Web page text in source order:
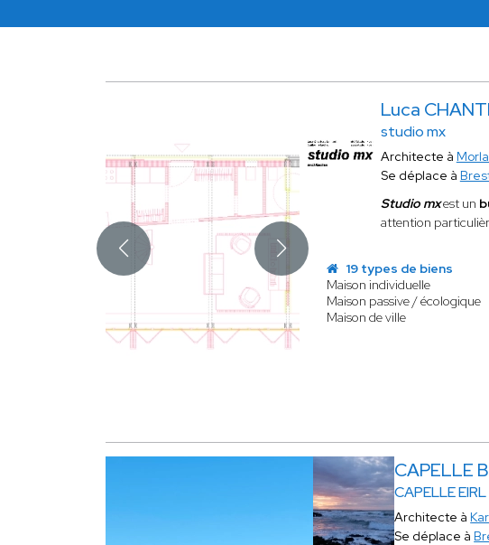
Luca
studio mx
Architecte à
Se déplace à
Studio mxest un
attention
19 types de biens
Maison individuelle
Maison passive / écologique
Maison de ville
CAPELLE
CAPELLE EIRL
Architecte à
Se déplace à